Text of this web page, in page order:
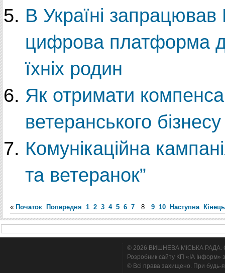
В Україні
цифрова платформа
їхніх родин
Як отримати
ветеранського бізнесу
Комунікаційна
та ветеранок”
« Початок Попередня 1 2 3 4 5 6 7 8 9 10 Наступна Кінець
© 2026 ВИШНЕВА МІСЬКА РАДА.
Розробник сайту КП «ІА Інформ»
© Всі права захищено. При будь-